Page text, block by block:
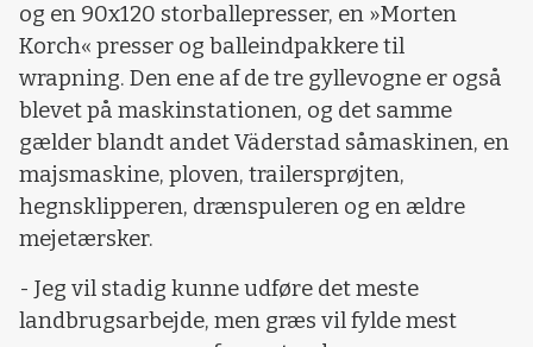
og en 90x120 storballepresser, en »Morten
Korch« presser og balleindpakkere til
wrapning. Den ene af de tre gyllevogne er også
blevet på maskinstationen, og det samme
gælder blandt andet Väderstad såmaskinen, en
majsmaskine, ploven, trailersprøjten,
hegnsklipperen, drænspuleren og en ældre
mejetærsker.
- Jeg vil stadig kunne udføre det meste
landbrugsarbejde, men græs vil fylde mest